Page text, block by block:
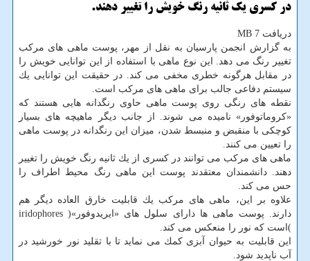
در كسری یك ثانیه رنگ خویش را تغییر دهند.
دریافت 7 MB
به گزارش انجمن پارسیان به نقل از مهر، پوست ماهی های مركب
تغییر رنگ می دهد. این نوع ماهی با استفاده از این توانایی خویش را
در مقابل هرگونه خطری مخفی می كند. در حقیقت این توانایی یك
سیستم دفاعی جالب برای ماهی های مركب است.
نقطه های رنگی روی پوست ماهی حاوی رنگدانه هایی هستند كه
«كروماتوفور» نامیده می شوند. از جانب دیگر ماهیچه های بسیار
كوچكی با منقبض و منبسط شدن، میزان این رنگدانه در پوست ماهی
را تعیین می كنند.
ماهی های مركب می توانند در كسری از یك ثانیه رنگ خویش را تغییر
دهند. دانشمندان معتقدند پوست این ماهی رنگ محیط اطراف را
حس می كند.
علاوه بر این، ماهی های مركب یك قابلیت خارق العاده دیگر هم
دارند. پوست ماهی ها دارای سلول های «ایریدوفور»( iridophores
)است كه نور را منعكس می كند.
این قابلیت به حیوان آبزی كمك می نماید تا با تقلید نور خورشید در
آب ناپدید شود.